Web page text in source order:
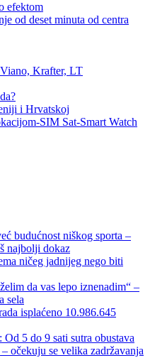
efektom
od deset minuta od centra
Krafter, LT
i Hrvatskoj
SIM Sat-Smart Watch
budućnost niškog sporta –
najbolji dokaz
ničeg jadnijeg nego biti
da vas lepo iznenadim“ –
sela
isplaćeno 10.986.645
5 do 9 sati sutra obustava
očekuju se velika zadržavanja